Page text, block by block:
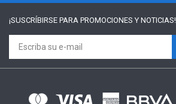
¡SUSCRÍBIRSE PARA PROMOCIONES Y NOTICIAS!